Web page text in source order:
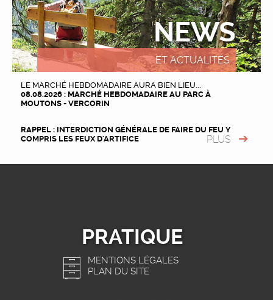
NEWS
ET ACTUALITÉS
LE MARCHÉ HEBDOMADAIRE AURA BIEN LIEU...
08.08.2026 : MARCHÉ HEBDOMADAIRE AU PARC À
MOUTONS - VERCORIN
RAPPEL : INTERDICTION GÉNÉRALE DE FAIRE DU FEU Y
COMPRIS LES FEUX D'ARTIFICE
PLUS
PRATIQUE
MENTIONS LÉGALES
PLAN DU SITE